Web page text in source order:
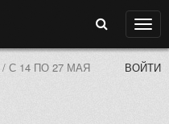
Поиск
/ С 14 ПО 27 МАЯ ВОЙТИ